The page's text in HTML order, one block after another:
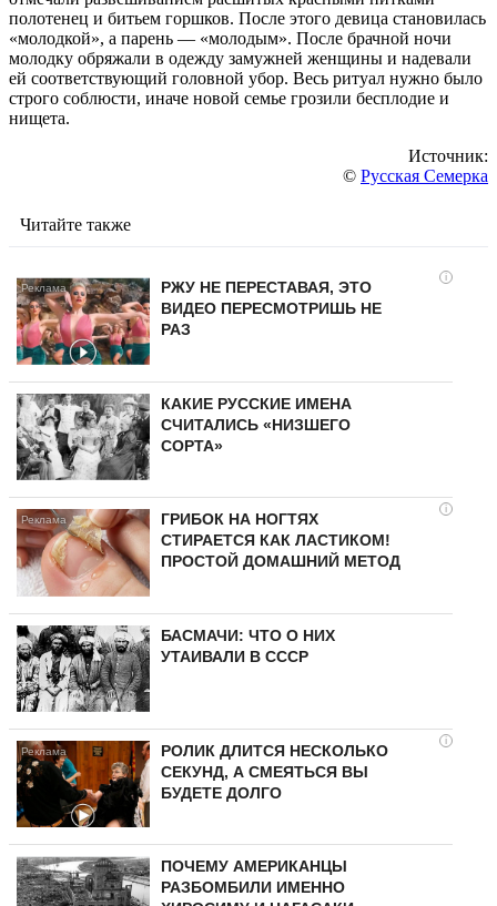
полотенец и битьем горшков. После этого девица становилась
«молодкой», а парень — «молодым». После брачной ночи
молодку обряжали в одежду замужней женщины и надевали
ей соответствующий головной убор. Весь ритуал нужно было
строго соблюсти, иначе новой семье грозили бесплодие и
нищета.
Источник:
© Русская Семерка
Читайте также
i
РЖУ НЕ ПЕРЕСТАВАЯ, ЭТО
ВИДЕО ПЕРЕСМОТРИШЬ НЕ
РАЗ
КАКИЕ РУССКИЕ ИМЕНА
СЧИТАЛИСЬ «НИЗШЕГО
СОРТА»
i
ГРИБОК НА НОГТЯХ
СТИРАЕТСЯ КАК ЛАСТИКОМ!
ПРОСТОЙ ДОМАШНИЙ МЕТОД
БАСМАЧИ: ЧТО О НИХ
УТАИВАЛИ В СССР
i
РОЛИК ДЛИТСЯ НЕСКОЛЬКО
СЕКУНД, А СМЕЯТЬСЯ ВЫ
БУДЕТЕ ДОЛГО
ПОЧЕМУ АМЕРИКАНЦЫ
РАЗБОМБИЛИ ИМЕННО